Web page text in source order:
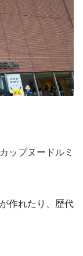
ップヌードルミ
作れたり、歴代